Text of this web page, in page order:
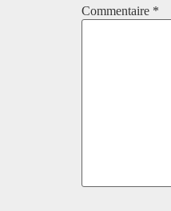
Commentaire *